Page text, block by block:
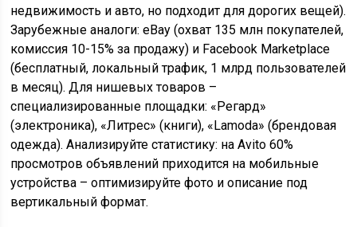
недвижимость и авто, но подходит для дорогих вещей).
Зарубежные аналоги: eBay (охват 135 млн покупателей,
комиссия 10-15% за продажу) и Facebook Marketplace
(бесплатный, локальный трафик, 1 млрд пользователей
в месяц). Для нишевых товаров –
специализированные площадки: «Регард»
(электроника), «Литрес» (книги), «Lamoda» (брендовая
одежда). Анализируйте статистику: на Avito 60%
просмотров объявлений приходится на мобильные
устройства – оптимизируйте фото и описание под
вертикальный формат.